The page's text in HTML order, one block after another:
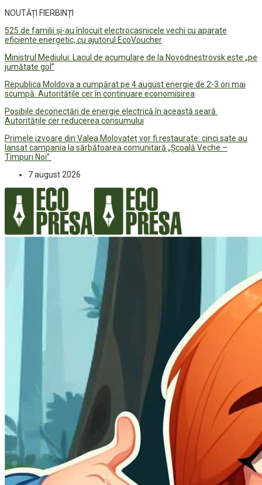
NOUTĂȚI FIERBINȚI
525 de familii și-au înlocuit electrocasnicele vechi cu aparate
eficiente energetic, cu ajutorul EcoVoucher
Ministrul Mediului: Lacul de acumulare de la Novodnestrovsk este „pe
jumătate gol”
Republica Moldova a cumpărat pe 4 august energie de 2-3 ori mai
scumpă. Autoritățile cer în continuare economisirea
Posibile deconectări de energie electrică în această seară.
Autoritățile cer reducerea consumului
Primele izvoare din Valea Molovateț vor fi restaurate: cinci sate au
lansat campania la sărbătoarea comunitară „Școală Veche –
Timpuri Noi”
7 august 2026